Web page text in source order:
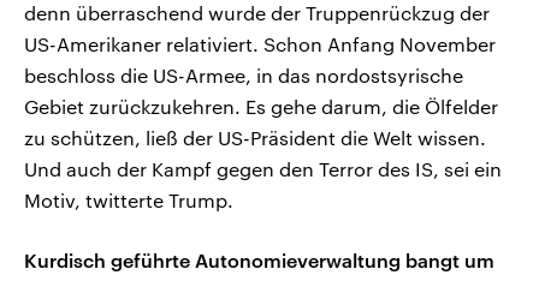
denn überraschend wurde der Truppenrückzug der
US-Amerikaner relativiert. Schon Anfang November
beschloss die US-Armee, in das nordostsyrische
Gebiet zurückzukehren. Es gehe darum, die Ölfelder
zu schützen, ließ der US-Präsident die Welt wissen.
Und auch der Kampf gegen den Terror des IS, sei ein
Motiv, twitterte Trump.
Kurdisch geführte Autonomieverwaltung bangt um